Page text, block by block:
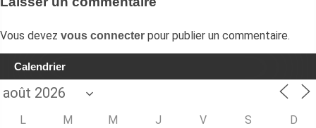
Vous devez vous connecter pour publier un commentaire.
Calendrier
L M M J V S D